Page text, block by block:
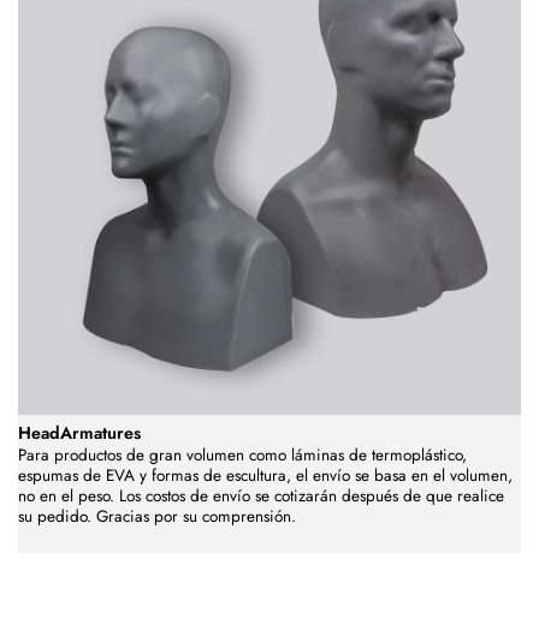
HeadArmatures
Para productos de gran volumen como láminas de termoplástico,
espumas de EVA y formas de escultura, el envío se basa en el volumen,
no en el peso. Los costos de envío se cotizarán después de que realice
su pedido. Gracias por su comprensión.